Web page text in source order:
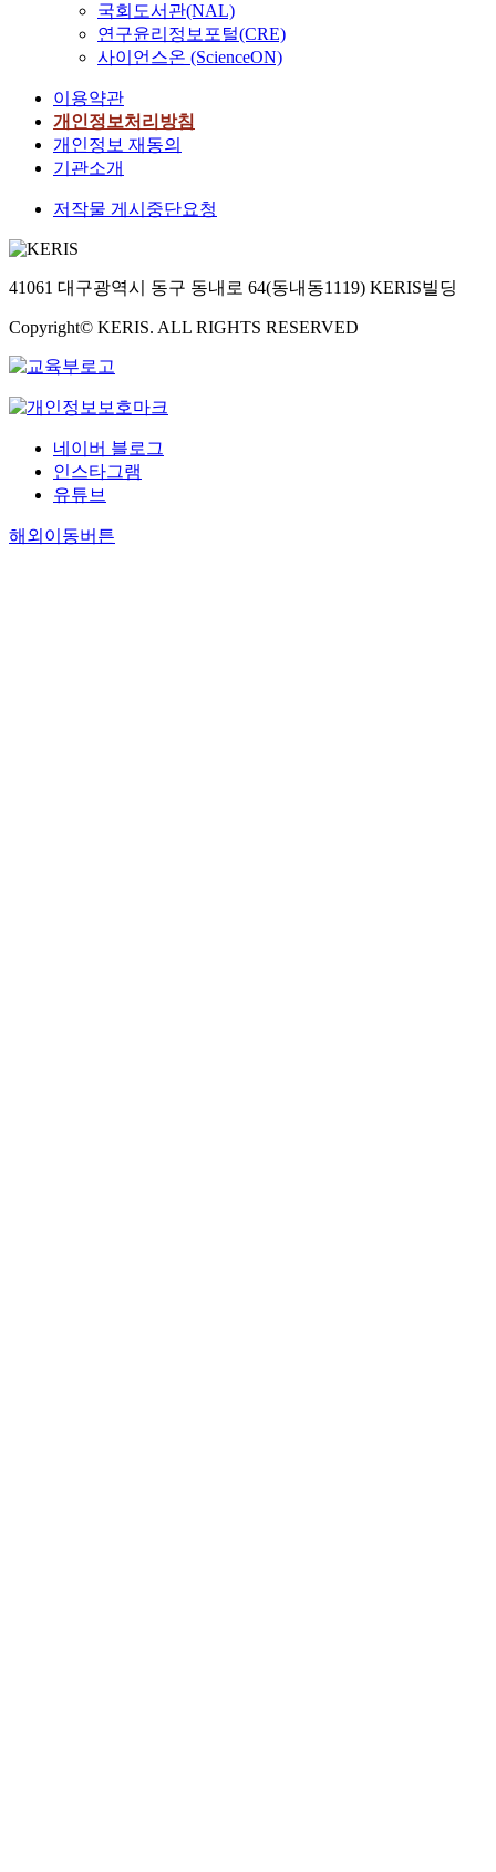
국회도서관(NAL)
연구윤리정보포털(CRE)
사이언스온 (ScienceON)
이용약관
개인정보처리방침
개인정보 재동의
기관소개
저작물 게시중단요청
41061 대구광역시 동구 동내로 64(동내동1119) KERIS빌딩
Copyright© KERIS. ALL RIGHTS RESERVED
네이버 블로그
인스타그램
유튜브
해외이동버튼